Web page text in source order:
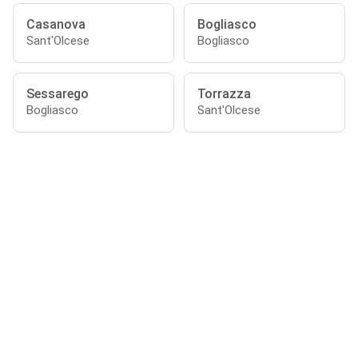
Casanova
Sant'Olcese
Bogliasco
Bogliasco
Sessarego
Bogliasco
Torrazza
Sant'Olcese